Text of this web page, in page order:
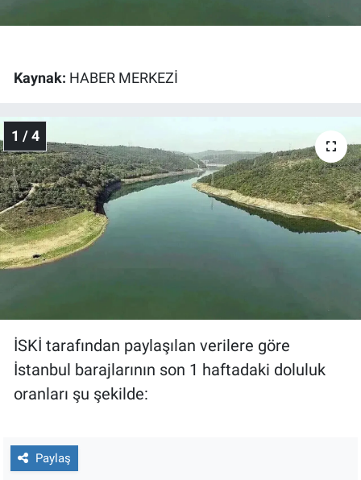
Kaynak: HABER MERKEZİ
1 / 4
İSKİ tarafından paylaşılan verilere göre
İstanbul barajlarının son 1 haftadaki doluluk
oranları şu şekilde:
Paylaş
Gün Ortası
Gündem Özel
Günün görüntüsü
Haber
Kimdir
Koronavirüs
Ne demişti